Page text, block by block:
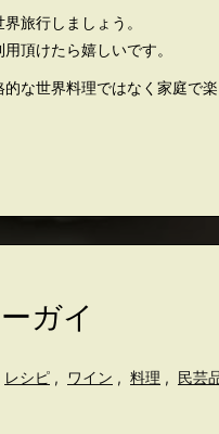
旅行しましょう。
頂けたら嬉しいです。
的な世界料理ではなく家庭で
ガイ
レシピ , ワイン , 料理 , 民芸